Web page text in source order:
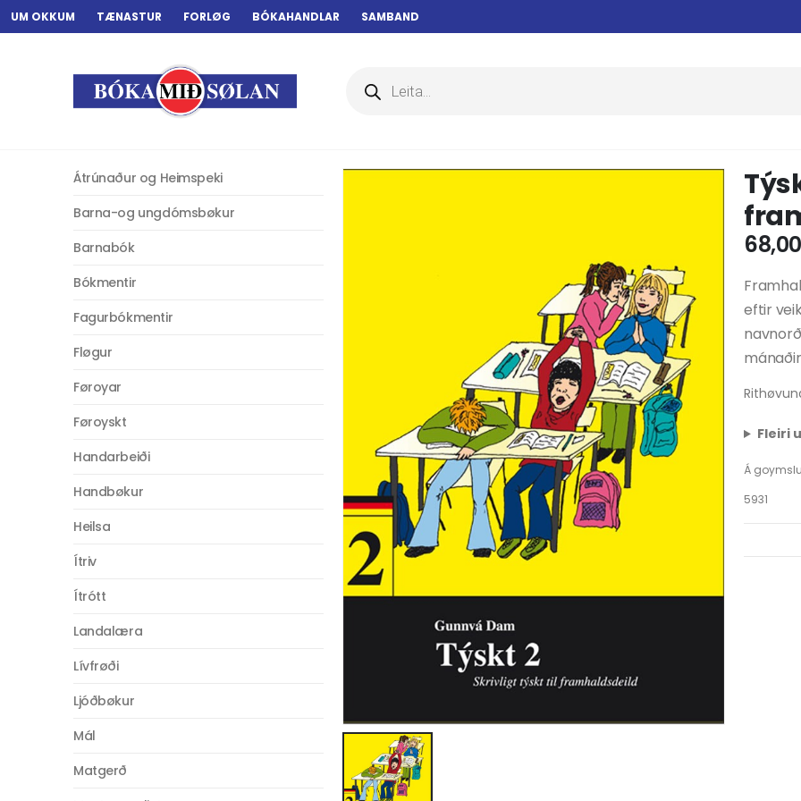
UM OKKUM TÆNASTUR FORLØG BÓKAHANDLAR SAMBAND
search
68,00
eftir
Fleiri
Á goymslu
5931
Átrúnaður og Heimspeki
Barna-og ungdómsbøkur
Barnabók
Bókmentir
Fagurbókmentir
Fløgur
Føroyar
Føroyskt
Handarbeiði
Handbøkur
Heilsa
Ítriv
Ítrótt
Landalæra
Lívfrøði
Ljóðbøkur
Mál
Matgerð